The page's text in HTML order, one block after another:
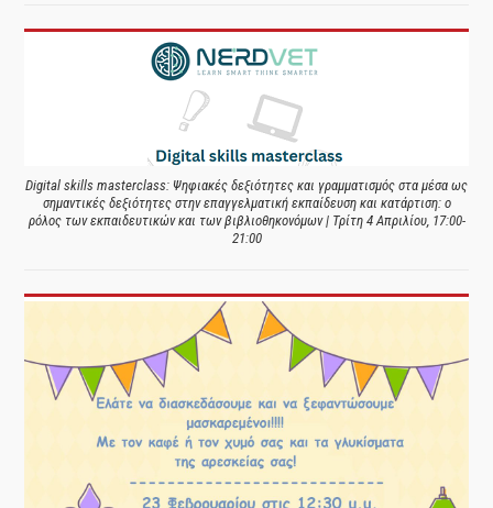
Digital skills masterclass: Ψηφιακές δεξιότητες και γραμματισμός στα μέσα ως
σημαντικές δεξιότητες στην επαγγελματική εκπαίδευση και κατάρτιση: ο
ρόλος των εκπαιδευτικών και των βιβλιοθηκονόμων | Τρίτη 4 Απριλίου, 17:00-
21:00